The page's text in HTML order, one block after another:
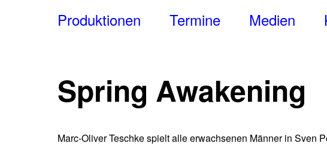
Produktionen Termine Medien
Spring Awakening
Marc-Oliver Teschke spielt alle erwachsenen Männer in Sven